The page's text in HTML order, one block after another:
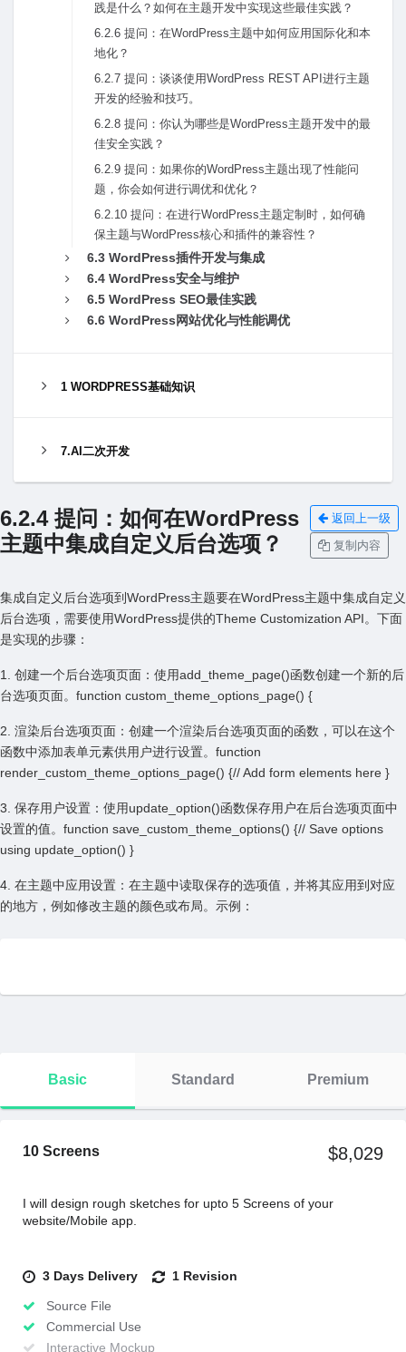
践是什么？如何在主题开发中实现这些最佳实践？
6.2.6 提问：在WordPress主题中如何应⽤国际化和本
地化？
6.2.7 提问：谈谈使⽤WordPress REST API进⾏主题
开发的经验和技巧。
6.2.8 提问：你认为哪些是WordPress主题开发中的最
佳安全实践？
6.2.9 提问：如果你的WordPress主题出现了性能问
题，你会如何进⾏调优和优化？
6.2.10 提问：在进⾏WordPress主题定制时，如何确
保主题与WordPress核⼼和插件的兼容性？
6.3 WordPress插件开发与集成
6.4 WordPress安全与维护
6.5 WordPress SEO最佳实践
6.6 WordPress⽹站优化与性能调优
1 WORDPRESS基础知识
7.AI二次开发
6.2.4 提问：如何在WordPress
主题中集成⾃定义后台选项？
返回上一级
复制内容
集成⾃定义后台选项到WordPress主题要在WordPress主题中集成⾃定义
后台选项，需要使⽤WordPress提供的Theme Customization API。下⾯
是实现的步骤：
1. 创建⼀个后台选项页⾯：使⽤add_theme_page()函数创建⼀个新的后
台选项页⾯。function custom_theme_options_page() {
2. 渲染后台选项页⾯：创建⼀个渲染后台选项页⾯的函数，可以在这个
函数中添加表单元素供⽤户进⾏设置。function
render_custom_theme_options_page() {// Add form elements here }
3. 保存⽤户设置：使⽤update_option()函数保存⽤户在后台选项页⾯中
设置的值。function save_custom_theme_options() {// Save options
using update_option() }
4. 在主题中应⽤设置：在主题中读取保存的选项值，并将其应⽤到对应
的地⽅，例如修改主题的颜⾊或布局。⽰例：
Basic Standard Premium
10 Screens $8,029
I will design rough sketches for upto 5 Screens of your
website/Mobile app.
3 Days Delivery 1 Revision
Source File
Commercial Use
Interactive Mockup